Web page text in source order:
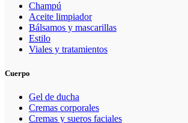
Champú
Aceite limpiador
Bálsamos y mascarillas
Estilo
Viales y tratamientos
Cuerpo
Gel de ducha
Cremas corporales
Cremas y sueros faciales